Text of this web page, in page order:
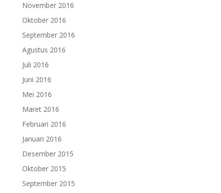
November 2016
Oktober 2016
September 2016
Agustus 2016
Juli 2016
Juni 2016
Mei 2016
Maret 2016
Februari 2016
Januari 2016
Desember 2015
Oktober 2015
September 2015